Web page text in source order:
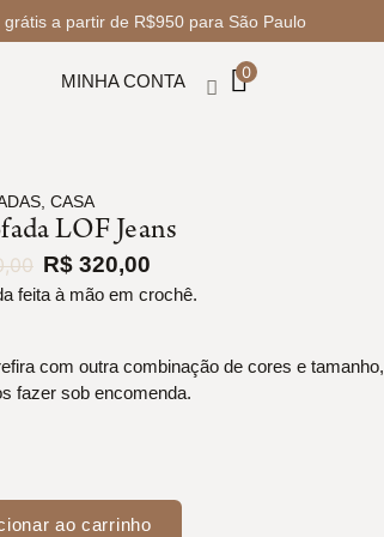
a partir de R$950 para São Paulo
MINHA CONTA 0
CASA
LOF Jeans
R$ 320,00
feita à mão em crochê.
com outra combinação de cores e tamanho,
fazer sob encomenda.
ao carrinho